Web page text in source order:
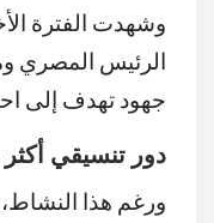
وشهدت الفترة
الرئيس المصري
جهود تهدف إلى
دور تنسيقي
ورغم هذا